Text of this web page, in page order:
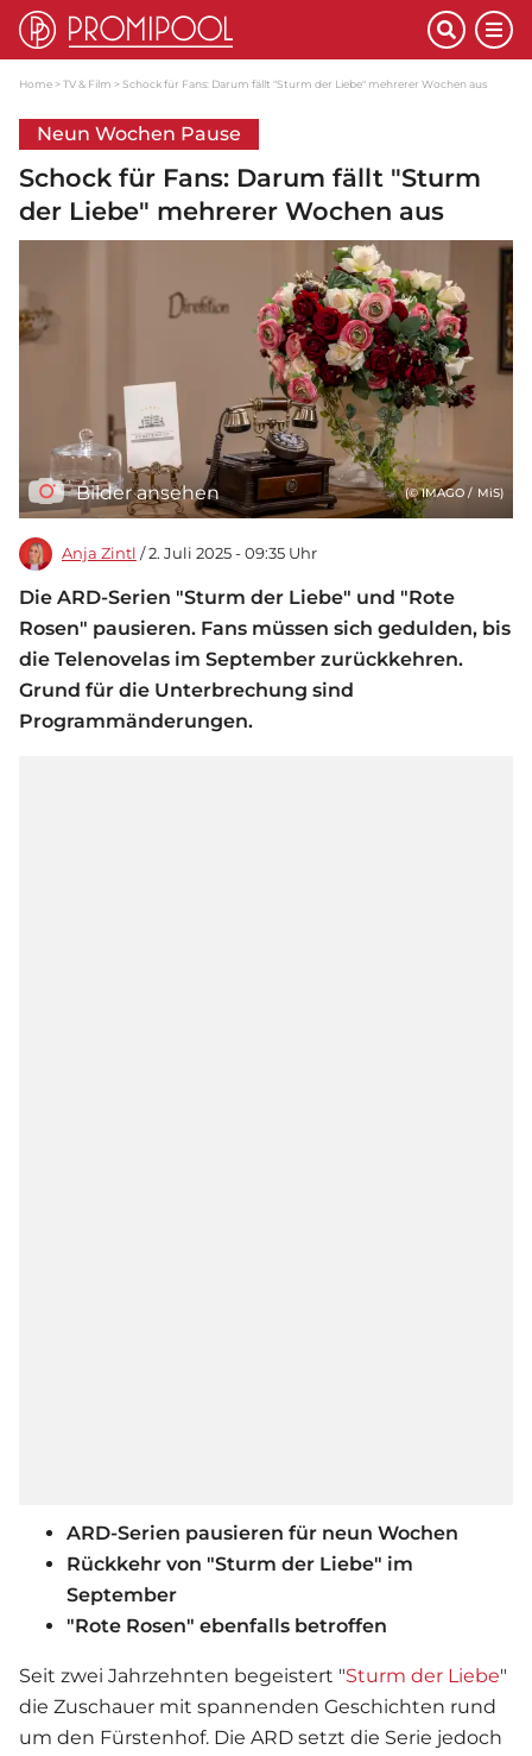
Home TV & Film Schock für Fans: Darum fällt "Sturm der Liebe" mehrerer Wochen aus
Neun Wochen Pause
Schock für Fans: Darum fällt "Sturm
der Liebe" mehrerer Wochen aus
Bilder ansehen (© IMAGO / MiS)
Anja Zintl / 2. Juli 2025 - 09:35 Uhr
Die ARD-Serien "Sturm der Liebe" und "Rote
Rosen" pausieren. Fans müssen sich gedulden, bis
die Telenovelas im September zurückkehren.
Grund für die Unterbrechung sind
Programmänderungen.
ARD-Serien pausieren für neun Wochen
Rückkehr von "Sturm der Liebe" im
September
"Rote Rosen" ebenfalls betroffen
Seit zwei Jahrzehnten begeistert "Sturm der Liebe"
die Zuschauer mit spannenden Geschichten rund
um den Fürstenhof. Die ARD setzt die Serie jedoch